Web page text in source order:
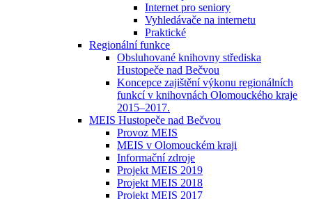
Internet pro seniory
Vyhledávače na internetu
Praktické
Regionální funkce
Obsluhované knihovny střediska
Hustopeče nad Bečvou
Koncepce zajištění výkonu regionálních
funkcí v knihovnách Olomouckého kraje
2015–2017.
MEIS Hustopeče nad Bečvou
Provoz MEIS
MEIS v Olomouckém kraji
Informační zdroje
Projekt MEIS 2019
Projekt MEIS 2018
Projekt MEIS 2017